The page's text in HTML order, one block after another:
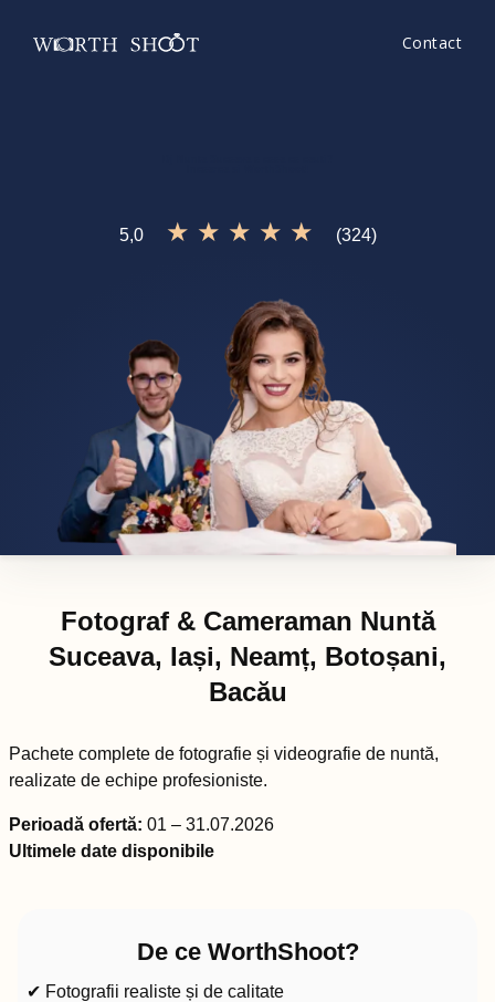
Contact
5,0 ★ ★ ★ ★ ★ (324)
Fotograf & Cameraman Nuntă
Suceava, Iași, Neamț, Botoșani,
Bacău
Pachete complete de fotografie și videografie de nuntă,
realizate de echipe profesioniste.
Perioadă ofertă: 01 – 31.07.2026
Ultimele date disponibile
De ce WorthShoot?
✔ Fotografii realiste și de calitate